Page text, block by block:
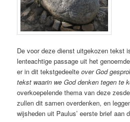
De voor deze dienst uitgekozen tekst
lenteachtige passage uit het
er in dit tekstgedeelteover God
tekst waarin we God denken tegen te
overkoepelende thema van deze
zullen dit samen overdenken, en
wijsheden uit Paulus’ eerste brief aan